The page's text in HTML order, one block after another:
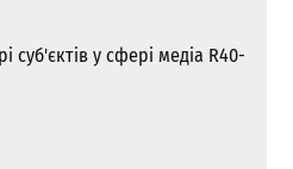
суб'єктів у сфері медіа R40-